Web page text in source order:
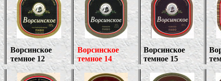
Ворсинское
темное 12
Ворсинское
темное 14
Ворсинское
темное 15